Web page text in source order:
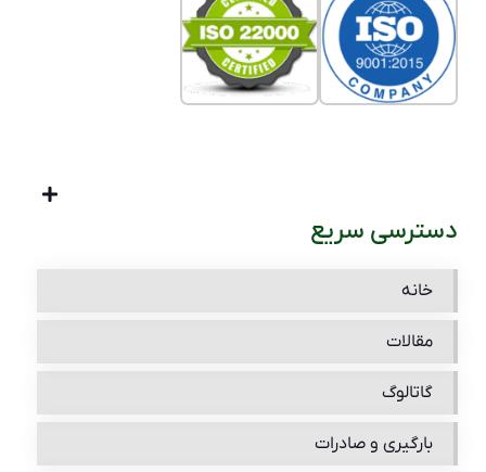
دسترسی سریع
خانه
مقالات
گاتالوگ
بارگیری و صادرات